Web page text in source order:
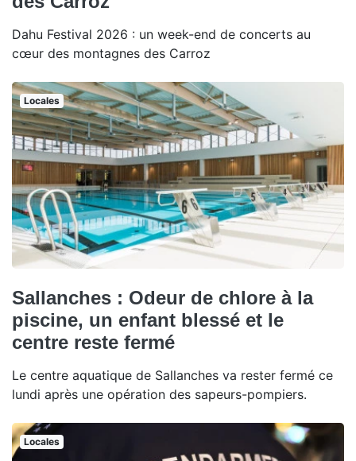
Dahu Festival 2026 : un week-end de concerts au
cœur des montagnes des Carroz
Locales
Sallanches : Odeur de chlore à la
piscine, un enfant blessé et le
centre reste fermé
Le centre aquatique de Sallanches va rester fermé ce
lundi après une opération des sapeurs-pompiers.
Locales